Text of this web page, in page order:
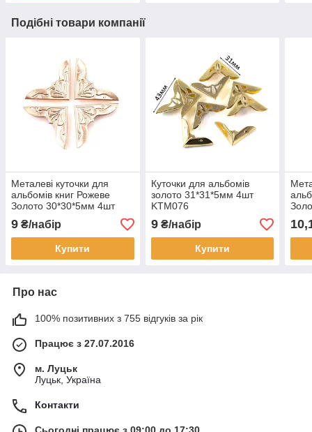
Подібні товари компанії
Металеві куточки для
альбомів книг Рожеве
Золото 30*30*5мм 4шт
KTM048
9 ₴/набір
Купити
Куточки для альбомів
золото 31*31*5мм 4шт
KTM076
9₴/набір
Купити
Про нас
100% позитивних з 755 відгуків за рік
Працює з 27.07.2016
м. Луцьк
Луцьк, Україна
Контакти